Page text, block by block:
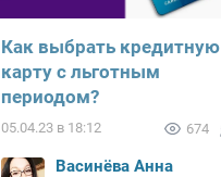
Как выбрать кредитную
карту с льготным
периодом?
05.04.23 в 18:12 674
Васинёва Анна